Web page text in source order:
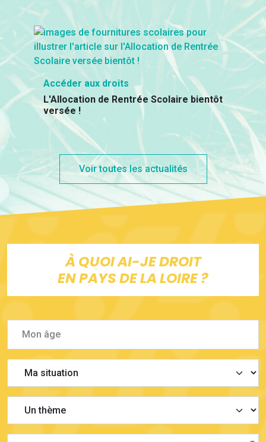
Accéder aux droits
L'Allocation de Rentrée Scolaire bientôt
versée !
Voir toutes les actualités
À QUOI AI-JE DROIT
EN PAYS DE LA LOIRE ?